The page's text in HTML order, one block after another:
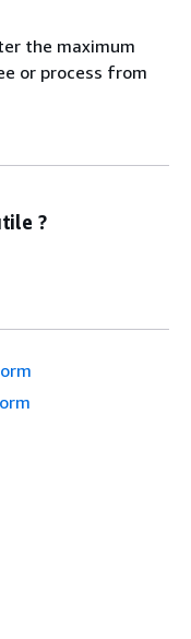
the maximum
or process from
?